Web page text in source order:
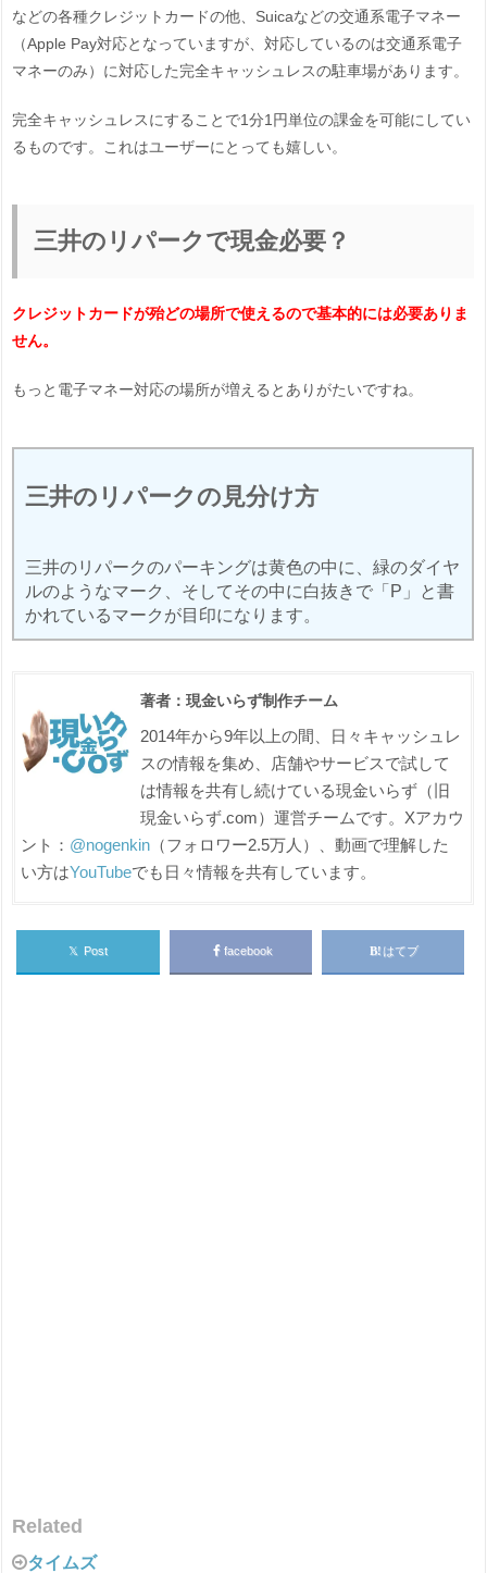
などの各種クレジットカードの他、Suicaなどの交通系電子マネー
（Apple Pay対応となっていますが、対応しているのは交通系電子
マネーのみ）に対応した完全キャッシュレスの駐車場があります。
完全キャッシュレスにすることで1分1円単位の課金を可能にしてい
るものです。これはユーザーにとっても嬉しい。
三井のリパークで現金必要？
クレジットカードが殆どの場所で使えるので基本的には必要ありま
せん。
もっと電子マネー対応の場所が増えるとありがたいですね。
三井のリパークの見分け方
三井のリパークのパーキングは黄色の中に、緑のダイヤ
ルのようなマーク、そしてその中に白抜きで「P」と書
かれているマークが目印になります。
著者：現金いらず制作チーム
2014年から9年以上の間、日々キャッシュレ
スの情報を集め、店舗やサービスで試して
は情報を共有し続けている現金いらず（旧
現金いらず.com）運営チームです。Xアカウ
ント： @nogenkin （フォロワー2.5万人）、動画で理解した
い方はYouTubeでも日々情報を共有しています。
𝕏 Post facebook はてブ
Related
タイムズ